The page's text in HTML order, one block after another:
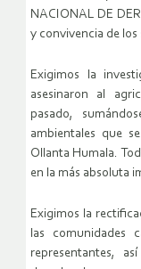
NACIONAL DE
y convivencia de los
Exigimos la
asesinaron al
pasado,
ambientales que
Ollanta Humala.
en la más absoluta
Exigimos la
las comunidades
representantes,